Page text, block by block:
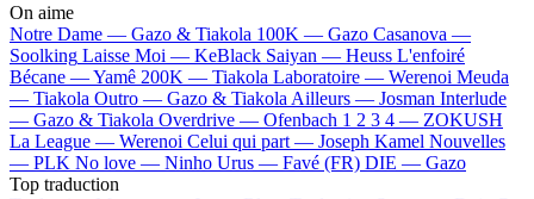
On aime
Notre Dame — Gazo & Tiakola 100K — Gazo Casanova —
Soolking Laisse Moi — KeBlack Saiyan — Heuss L'enfoiré
Bécane —Yamê 200K — Tiakola Laboratoire — Werenoi Meuda
— Tiakola Outro — Gazo & Tiakola Ailleurs — Josman Interlude
— Gazo & Tiakola Overdrive — Ofenbach 1 2 3 4 — ZOKUSH
La League — Werenoi Celui qui part — Joseph Kamel Nouvelles
— PLK No love — Ninho Urus — Favé (FR) DIE — Gazo
Top traduction